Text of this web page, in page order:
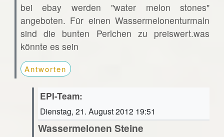
bei ebay werden "water melon stones"
angeboten. Für einen Wassermelonenturmaln
sind die bunten Perlchen zu preiswert.was
könnte es sein
Antworten
EPI-Team:
Dienstag, 21. August 2012 19:51
Wassermelonen Steine